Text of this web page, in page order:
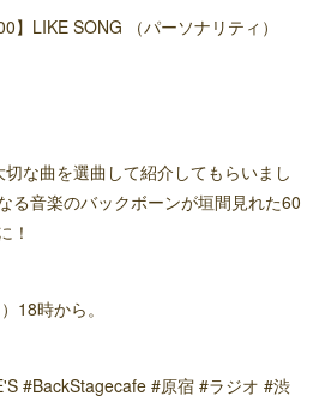
】LIKE SONG （パーソナリティ）
な曲を選曲して紹介してもらいまし
る音楽のバックボーンが垣間見れた60
！
18時から。
#BackStagecafe #原宿 #ラジオ #渋